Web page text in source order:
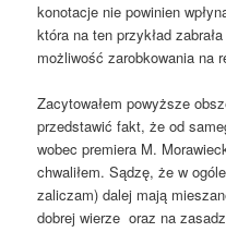
konotacje nie powinien
która na ten przykład
możliwość zarobkowania na
Zacytowałem powyższe
przedstawić fakt, że od
wobec premiera M.
chwaliłem. Sądzę, że w
zaliczam) dalej mają
dobrej wierze oraz na